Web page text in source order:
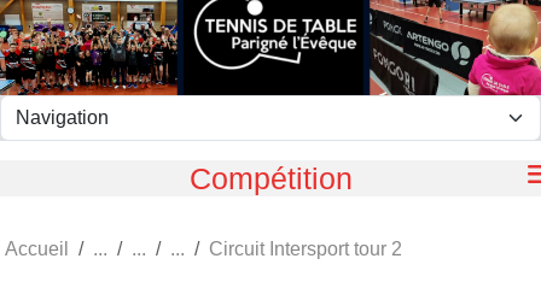
Compétition
Accueil Circuit Intersport tour 2
Panneau de gestion des cookies